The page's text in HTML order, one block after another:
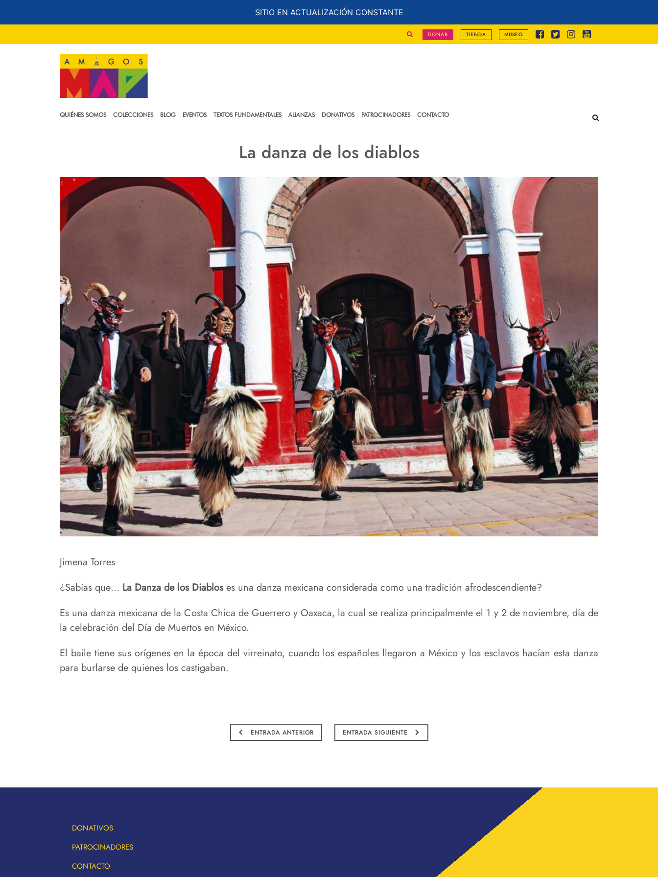
SITIO EN ACTUALIZACIÓN CONSTANTE
DONAR TIENDA MUSEO
QUIÉNES SOMOS COLECCIONES BLOG EVENTOS TEXTOS FUNDAMENTALES ALIANZAS DONATIVOS PATROCINADORES CONTACTO
La danza de los diablos
Jimena Torres
¿Sabías que… La Danza de los Diabloses una danza mexicana considerada como una tradición afrodescendiente?
Es una danza mexicana de la Costa Chica de Guerrero y Oaxaca, la cual se realiza principalmente el 1 y 2 de noviembre, día de
la celebración del Día de Muertos en México.
El baile tiene sus orígenes en la época del virreinato, cuando los españoles llegaron a México y los esclavos hacían esta danza
para burlarse de quienes los castigaban.
ENTRADA ANTERIOR ENTRADA SIGUIENTE
DONATIVOS
PATROCINADORES
CONTACTO